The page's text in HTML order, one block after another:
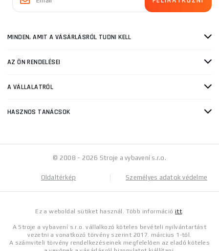
MINDEN, AMIT A VÁSÁRLÁSRÓL TUDNI KELL
AZ ÖN RENDELÉSEI
A VÁLLALATRÓL
HASZNOS TANÁCSOK
© 2008 - 2026 Stroje a vybavení s.r.o.
Oldaltérkép Személyes adatok védelme
Ez a weboldal sütiket használ. Több információitt.
A Stroje a vybavení s.r.o. vállalkozó köteles bevételi nyilvántartást
vezetni a vonatkozó törvény szerint 2017. március 1-től.
A számviteli törvény rendelkezéseinek megfelelően az eladó köteles